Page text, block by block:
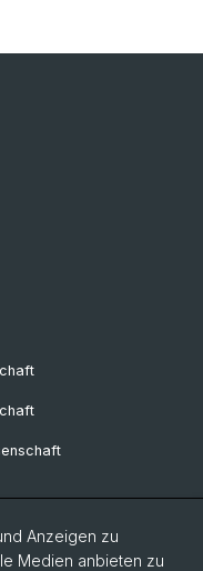
Anzeigen zu
Medien anbieten zu